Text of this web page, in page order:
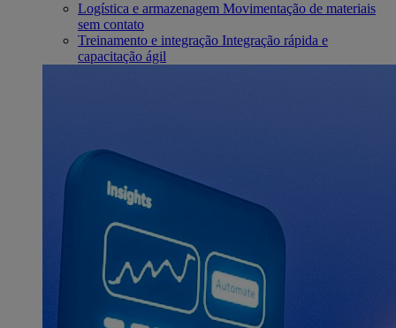
Logística e armazenagem Movimentação de materiais
sem contato
Treinamento e integração Integração rápida e
capacitação ágil